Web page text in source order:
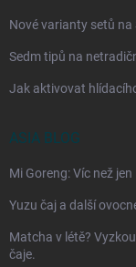
Nové varianty setů na
Sedm tipů na
Jak aktivovat
ASIA BLOG
Mi Goreng: Víc než
Yuzu čaj a další
Matcha v létě?
čaje.